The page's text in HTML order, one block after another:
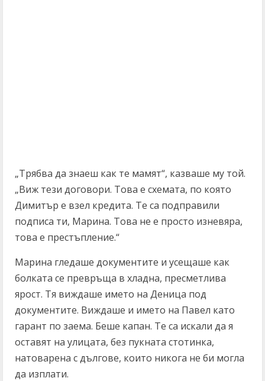
„Трябва да знаеш как те мамят“, казваше му той.
„Виж тези договори. Това е схемата, по която
Димитър е взел кредита. Те са подправили
подписа ти, Марина. Това не е просто изневяра,
това е престъпление.“
Марина гледаше документите и усещаше как
болката се превръща в хладна, пресметлива
ярост. Тя виждаше името на Деница под
документите. Виждаше и името на Павел като
гарант по заема. Беше капан. Те са искали да я
оставят на улицата, без пукната стотинка,
натоварена с дългове, които никога не би могла
да изплати.